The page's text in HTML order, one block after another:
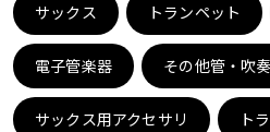
配信/ライブ機器
中古
サックス トランペット
電子管楽器 その他管・吹
サックス用アクセサリ ト